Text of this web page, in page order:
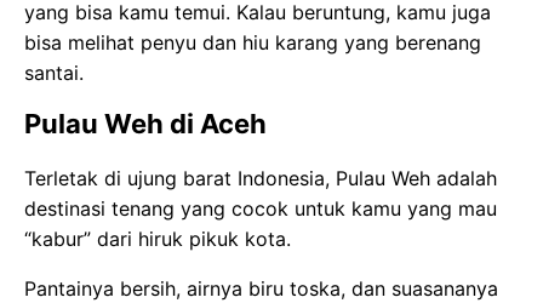
yang bisa kamu temui. Kalau beruntung, kamu juga
bisa melihat penyu dan hiu karang yang berenang
santai.
Pulau Weh di Aceh
Terletak di ujung barat Indonesia, Pulau Weh adalah
destinasi tenang yang cocok untuk kamu yang mau
“kabur” dari hiruk pikuk kota.
Pantainya bersih, airnya biru toska, dan suasananya